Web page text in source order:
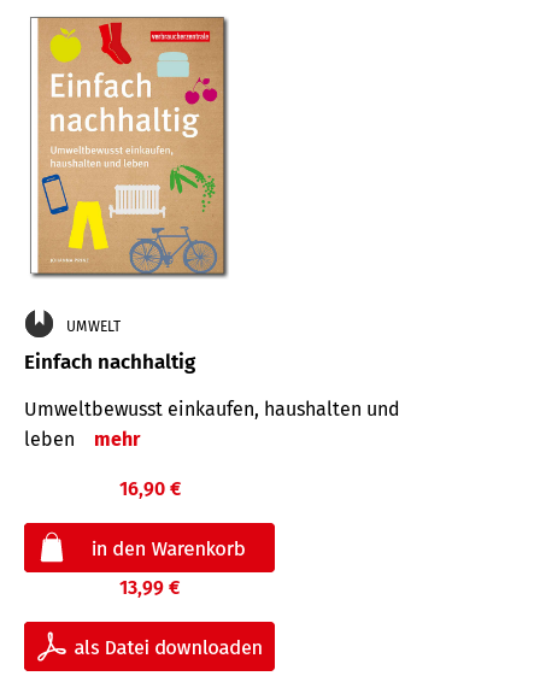
UMWELT
Einfach nachhaltig
Umweltbewusst einkaufen, haushalten und
leben
mehr
16,90 €
13,99 €